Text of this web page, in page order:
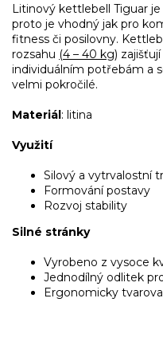
Litinový kettlebell Tiguar
proto je vhodný jak pro
fitness či posilovny.
rozsahu (4 – 40 kg)
individuálním potřebám a
velmi pokročilé.
Materiál: litina
Využití
Silový a vytrvalostní
Formování postavy
Rozvoj stability
Silné stránky
Vyrobeno z vysoce
Jednodílný odlitek
Ergonomicky